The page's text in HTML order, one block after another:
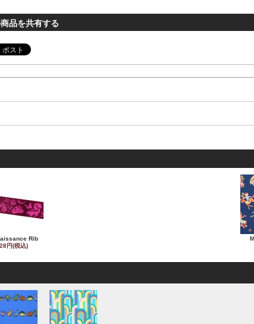
品を共有する
Rib
28円(税込)